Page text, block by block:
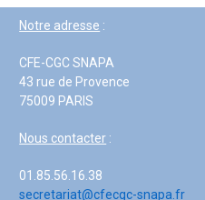
Notre adresse :
CFE-CGC SNAPA
43 rue de Provence
75009 PARIS
Nous contacter :
01.85.56.16.38
secretariat@cfecgc-snapa.fr